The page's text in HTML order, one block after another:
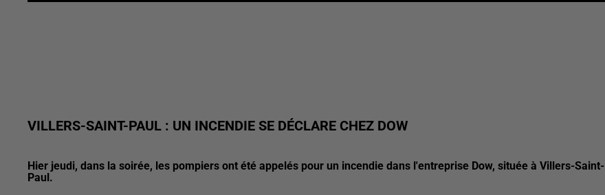
VILLERS-SAINT-PAUL : UN INCENDIE SE DÉCLARE CHEZ DOW
Hier jeudi, dans la soirée, les pompiers ont été appelés pour un incendie dans l'entreprise Dow, située à Villers-Saint-
Paul.